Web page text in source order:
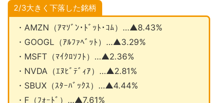
2/3大きく下落した銘柄
・AMZN（ｱﾏｿﾞﾝ･ﾄﾞｯﾄ･ｺﾑ）…▲8.43%
・GOOGL（ｱﾙﾌｧﾍﾞｯﾄ）…▲3.29%
・MSFT（ﾏｲｸﾛｿﾌﾄ）…▲2.36%
・NVDA（ｴﾇﾋﾞﾃﾞｨｱ）…▲2.81%
・SBUX（ｽﾀｰﾊﾞｯｸｽ）…▲4.44%
・F（ﾌｫｰﾄﾞ）…▲7.61%